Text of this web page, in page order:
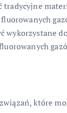
wykorzystane
które